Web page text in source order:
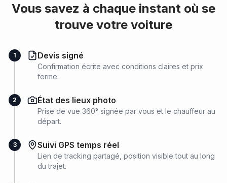
Vous savez à chaque instant où se
trouve votre voiture
1 Devis signé
Confirmation écrite avec conditions claires et prix
ferme.
2 État des lieux photo
Prise de vue 360° signée par vous et le chauffeur au
départ.
3 Suivi GPS temps réel
Lien de tracking partagé, position visible tout au long
du trajet.